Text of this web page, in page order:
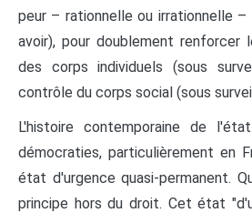
peur – rationnelle ou irrationnelle –
avoir), pour doublement
des corps individuels (sous
contrôle du corps social (sous
L'histoire contemporaine de
démocraties, particulièrement en
état d'urgence quasi-permanent.
principe hors du droit. Cet état